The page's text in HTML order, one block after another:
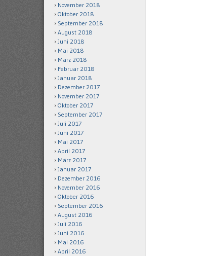
November 2018
Oktober 2018
September 2018
August 2018
Juni 2018
Mai 2018
März 2018
Februar 2018
Januar 2018
Dezember 2017
November 2017
Oktober 2017
September 2017
Juli 2017
Juni 2017
Mai 2017
April 2017
März 2017
Januar 2017
Dezember 2016
November 2016
Oktober 2016
September 2016
August 2016
Juli 2016
Juni 2016
Mai 2016
April 2016